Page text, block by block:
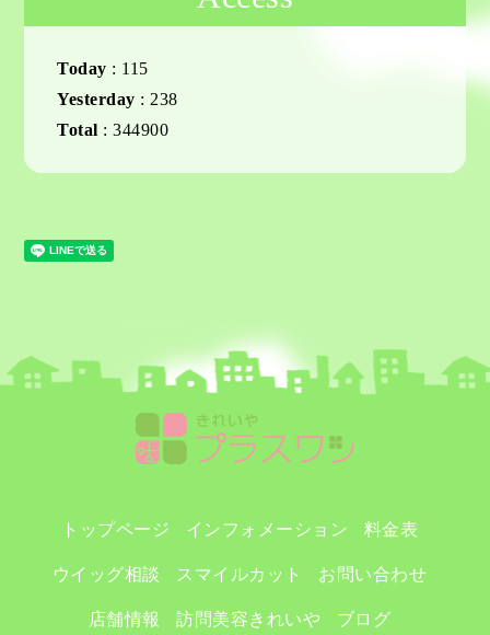
Today : 115
Yesterday : 238
Total :344900
トップページ インフォメーション 料金表
ウイッグ相談 スマイルカット お問い合わせ
店舗情報 訪問美容きれいや ブログ